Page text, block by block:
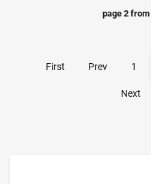
page 2 from
First Prev 1
Next